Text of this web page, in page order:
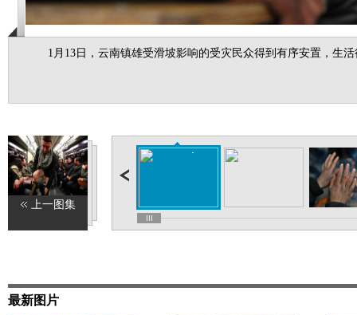
1月13日，云南镇雄受滑坡影响的受灾民众得到有序安置，生
上一图集
最新图片